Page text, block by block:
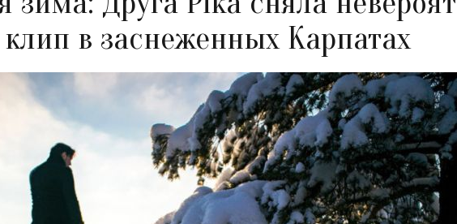
в заснеженных Карпатах